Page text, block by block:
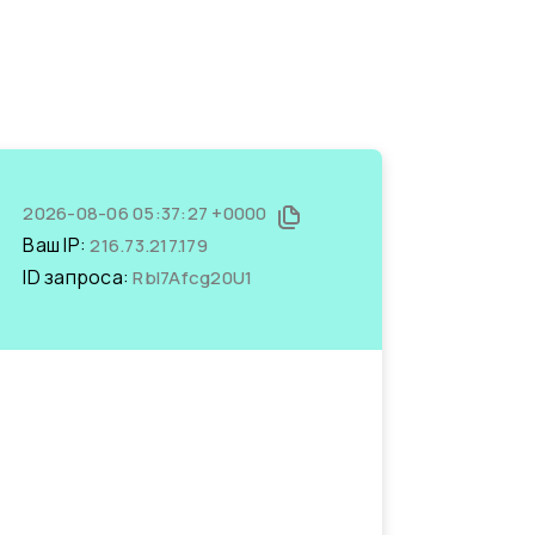
2026-08-06 05:37:27 +0000
Ваш IP:216.73.217.179
ID запроса:RbI7Afcg20U1